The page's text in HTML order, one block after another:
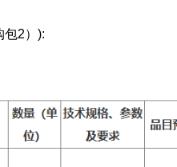
包2）):